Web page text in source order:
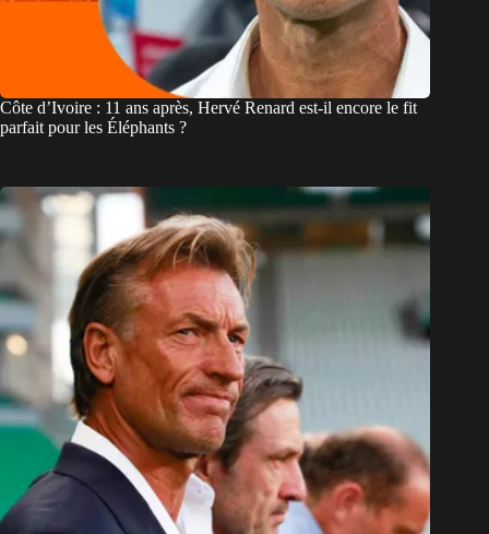
Côte d’Ivoire : 11 ans après, Hervé Renard est-il encore le fit
parfait pour les Éléphants ?